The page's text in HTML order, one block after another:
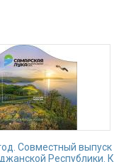
Совместный выпуск
Республики. К